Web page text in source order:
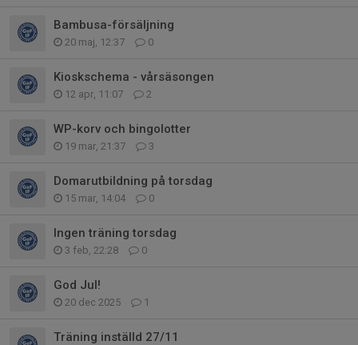
Bambusa-försäljning
20 maj, 12:37 0
Kioskschema - vårsäsongen
12 apr, 11:07 2
WP-korv och bingolotter
19 mar, 21:37 3
Domarutbildning på torsdag
15 mar, 14:04 0
Ingen träning torsdag
3 feb, 22:28 0
God Jul!
20 dec 2025 1
Träning inställd 27/11